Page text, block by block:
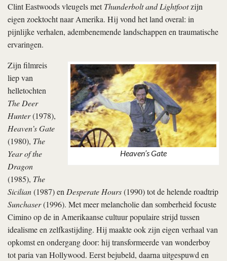
Clint Eastwoods vleugels metThunderbolt and Lightfootzijn
eigen zoektocht naar Amerika. Hij vond het land overal: in
pijnlijke verhalen, adembenemende landschappen en traumatische
ervaringen.
Heaven’s Gate
Zijn filmreis
liep van
helletochten
The Deer
Hunter(1978),
Heaven’s Gate
(1980), The
Year of the
Dragon
(1985), The
Sicilian(1987) en Desperate Hours(1990) tot de helende roadtrip
Sunchaser(1996). Met meer melancholie dan somberheid focuste
Cimino op de in Amerikaanse cultuur populaire strijd tussen
idealisme en zelfkastijding. Hij maakte ook zijn eigen verhaal van
opkomst en ondergang door: hij transformeerde van wonderboy
tot paria van Hollywood. Eerst bejubeld, daarna uitgespuwd en